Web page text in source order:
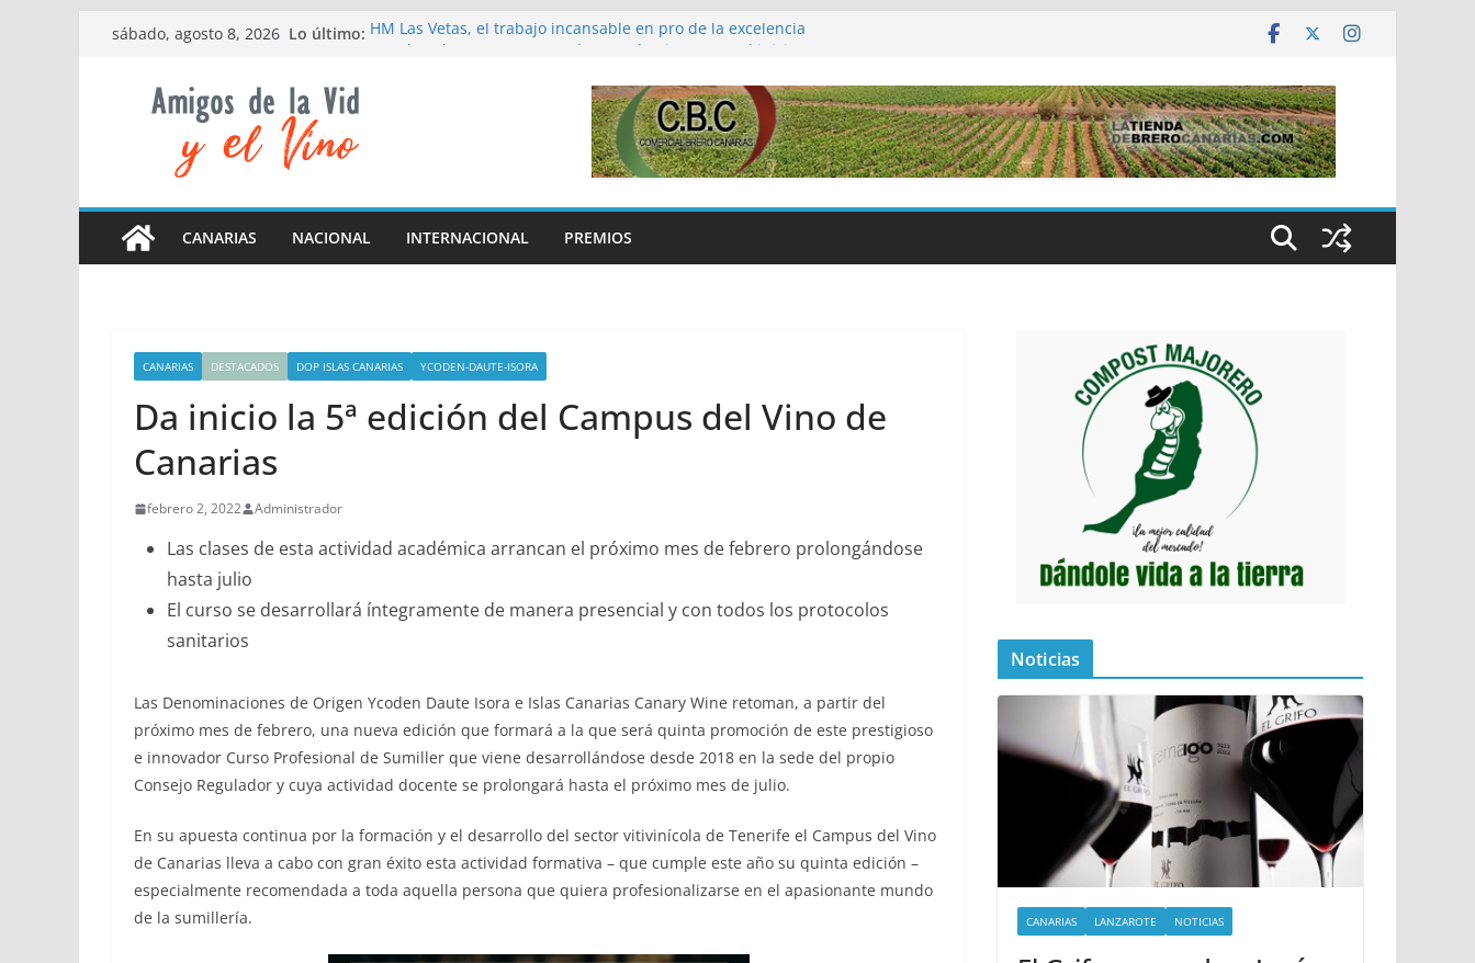
Saltar
contenido
sábado, agosto 8, 2026 Lo último: HM Las Vetas, el trabajo incansable en pro de la excelencia
El Grifo recuerda a José Saramago en el centenario de su
Da inicio la 5ª edición del Campus del Vino de Canarias
La D.O Cava organiza la Cava Academy, un curso de alto
CANARIAS NACIONAL INTERNACIONAL PREMIOS
CANARIAS DESTACADOS DOP ISLAS CANARIAS YCODEN-DAUTE-ISORA
Da inicio la 5ª edición del Campus del Vino de
Canarias
febrero 2, 2022 Administrador
Las clases de esta actividad académica arrancan el próximo mes de febrero prolongándose
hasta julio
El curso se desarrollará íntegramente de manera presencial y con todos los protocolos
sanitarios
Las Denominaciones de Origen Ycoden Daute Isora e Islas Canarias Canary Wine retoman, a partir del
próximo mes de febrero, una nueva edición que formará a la que será quinta promoción de este prestigioso
e innovador Curso Profesional de Sumiller que viene desarrollándose desde 2018 en la sede del propio
Consejo Regulador y cuya actividad docente se prolongará hasta el próximo mes de julio.
En su apuesta continua por la formación y el desarrollo del sector vitivinícola de Tenerife el Campus del Vino
de Canarias lleva a cabo con gran éxito esta actividad formativa – que cumple este año su quinta edición –
especialmente recomendada a toda aquella persona que quiera profesionalizarse en el apasionante mundo
de la sumillería.
Noticias
CANARIAS LANZAROTE NOTICIAS